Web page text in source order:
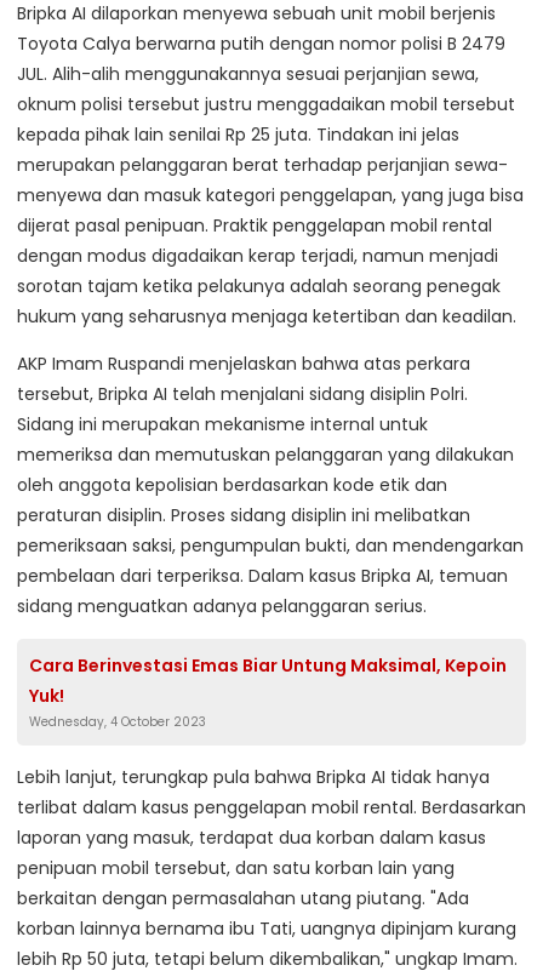
Bripka AI dilaporkan menyewa sebuah unit mobil berjenis
Toyota Calya berwarna putih dengan nomor polisi B 2479
JUL. Alih-alih menggunakannya sesuai perjanjian sewa,
oknum polisi tersebut justru menggadaikan mobil tersebut
kepada pihak lain senilai Rp 25 juta. Tindakan ini jelas
merupakan pelanggaran berat terhadap perjanjian sewa-
menyewa dan masuk kategori penggelapan, yang juga bisa
dijerat pasal penipuan. Praktik penggelapan mobil rental
dengan modus digadaikan kerap terjadi, namun menjadi
sorotan tajam ketika pelakunya adalah seorang penegak
hukum yang seharusnya menjaga ketertiban dan keadilan.
AKP Imam Ruspandi menjelaskan bahwa atas perkara
tersebut, Bripka AI telah menjalani sidang disiplin Polri.
Sidang ini merupakan mekanisme internal untuk
memeriksa dan memutuskan pelanggaran yang dilakukan
oleh anggota kepolisian berdasarkan kode etik dan
peraturan disiplin. Proses sidang disiplin ini melibatkan
pemeriksaan saksi, pengumpulan bukti, dan mendengarkan
pembelaan dari terperiksa. Dalam kasus Bripka AI, temuan
sidang menguatkan adanya pelanggaran serius.
Cara Berinvestasi Emas Biar Untung Maksimal, Kepoin
Yuk!
Wednesday, 4 October 2023
Lebih lanjut, terungkap pula bahwa Bripka AI tidak hanya
terlibat dalam kasus penggelapan mobil rental. Berdasarkan
laporan yang masuk, terdapat dua korban dalam kasus
penipuan mobil tersebut, dan satu korban lain yang
berkaitan dengan permasalahan utang piutang. "Ada
korban lainnya bernama ibu Tati, uangnya dipinjam kurang
lebih Rp 50 juta, tetapi belum dikembalikan," ungkap Imam.